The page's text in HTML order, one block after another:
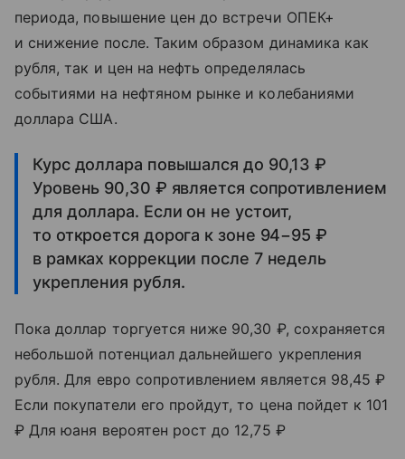
периода, повышение цен до встречи ОПЕК+
и снижение после. Таким образом динамика как
рубля, так и цен на нефть определялась
событиями на нефтяном рынке и колебаниями
доллара США.
Курс доллара повышался до 90,13 ₽
Уровень 90,30 ₽ является сопротивлением
для доллара. Если он не устоит,
то откроется дорога к зоне 94−95 ₽
в рамках коррекции после 7 недель
укрепления рубля.
Пока доллар торгуется ниже 90,30 ₽, сохраняется
небольшой потенциал дальнейшего укрепления
рубля. Для евро сопротивлением является 98,45 ₽
Если покупатели его пройдут, то цена пойдет к 101
₽ Для юаня вероятен рост до 12,75 ₽